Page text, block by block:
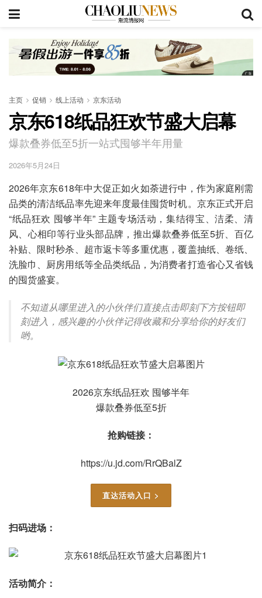
主页 促销 线上活动 京东活动
京东618纸品狂欢节盛大启幕
爆款叠券低至5折一站式囤够半年用量
2026年5月24日
2026年京东618年中大促正如火如荼进行中，作为家庭刚需
品类的清洁纸品率先迎来年度最佳囤货时机。京东正式开启
“纸品狂欢 囤够半年” 主题专场活动，集结得宝、洁柔、清
风、心相印等行业头部品牌，推出爆款叠券低至5折、百亿
补贴、限时秒杀、超市返卡等多重优惠，覆盖抽纸、卷纸、
洗脸巾、厨房用纸等全品类纸品，为消费者打造省心又省钱
的囤货盛宴。
不知道从哪里进入的小伙伴们直接点击即刻下方按钮即
刻进入，感兴趣的小伙伴记得收藏和分享给你的好友们
哟。
2026京东纸品狂欢 囤够半年
爆款叠券低至5折
抢购链接：
https://u.jd.com/RrQBalZ
直达活动入口 >
扫码进场：
活动简介：